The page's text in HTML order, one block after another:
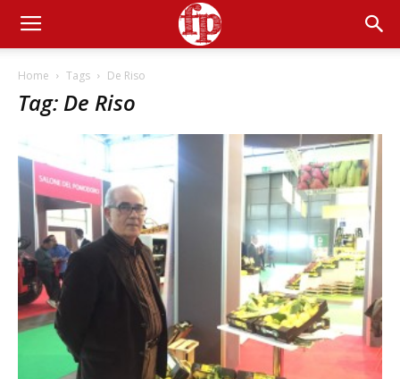
Home Tags De Riso
Tag: De Riso